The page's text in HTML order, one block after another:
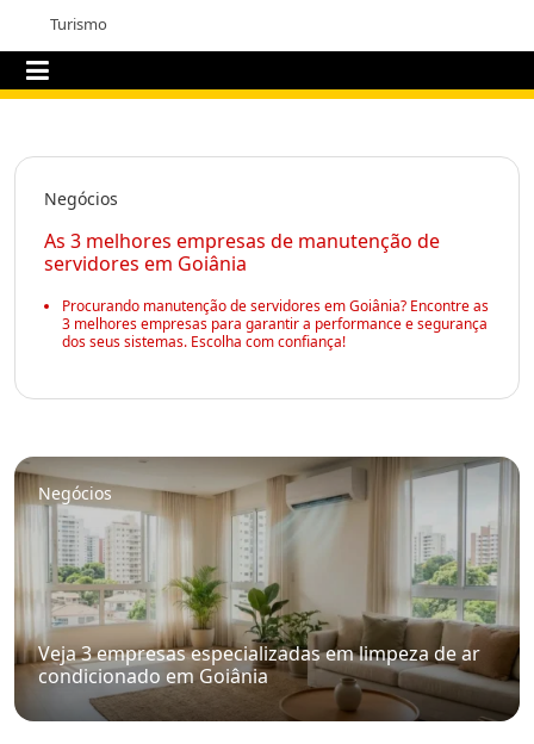
Turismo
Negócios
As 3 melhores empresas de manutenção de
servidores em Goiânia
Procurando manutenção de servidores em Goiânia? Encontre as
3 melhores empresas para garantir a performance e segurança
dos seus sistemas. Escolha com confiança!
Negócios
Veja 3 empresas especializadas em limpeza de ar
condicionado em Goiânia